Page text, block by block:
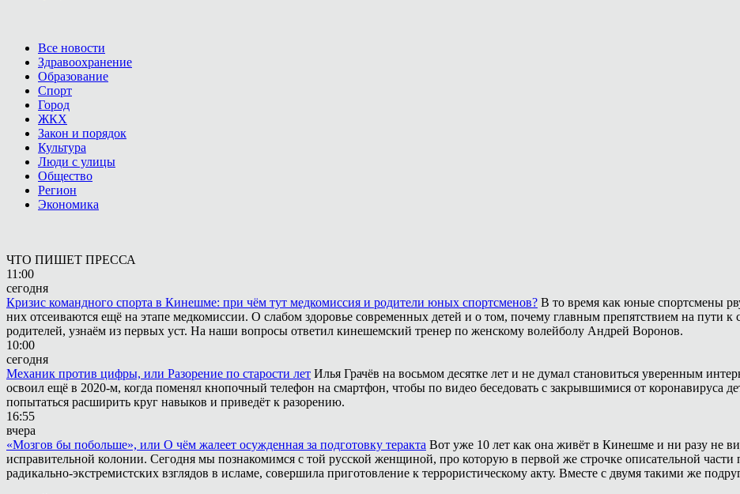
Все новости
Здравоохранение
Образование
Спорт
Город
ЖКХ
Закон и порядок
Культура
Люди с улицы
Общество
Регион
Экономика
ЧТО ПИШЕТ ПРЕССА
11:00
сегодня
Кризис командного спорта в Кинешме: при чём тут медкомиссия и родители юных спортсменов? В то время как юные спортсмены
них отсеиваются ещё на этапе медкомиссии. О слабом здоровье современных детей и о том, почему главным препятствием на пути
родителей, узнаём из первых уст. На наши вопросы ответил кинешемский тренер по женскому волейболу Андрей Воронов.
10:00
сегодня
Механик против цифры, или Разорение по старости лет Илья Грачёв на восьмом десятке лет и не думал становиться уверенным
освоил ещё в 2020-м, когда поменял кнопочный телефон на смартфон, чтобы по видео беседовать с закрывшимися от коронавируса
попытаться расширить круг навыков и приведёт к разорению.
16:55
вчера
«Мозгов бы побольше», или О чём жалеет осужденная за подготовку теракта Вот уже 10 лет как она живёт в Кинешме и ни разу не
исправительной колонии. Сегодня мы познакомимся с той русской женщиной, про которую в первой же строчке описательной части
радикально-экстремистских взглядов в исламе, совершила приготовление к террористическому акту. Вместе с двумя такими же